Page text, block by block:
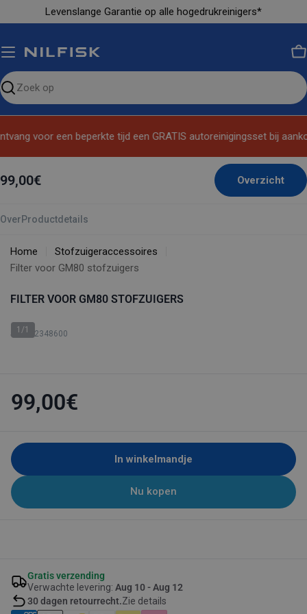
naar
Levenslange Garantie op alle hogedrukreinigers*
Zoeken
voor een beperkte tijd een GRATIS autoreinigingsset bij
99,00€ Overzicht
Over Productdetails
Home
Stofzuigeraccessoires
Filter voor GM80 stofzuigers
FILTER VOOR GM80 STOFZUIGERS
SKU: 62348600
1/1
99,00€
In winkelmandje
Nu kopen
Gratis verzending
Verwachte levering: Aug 10 - Aug 12
30 dagen retourrecht.Zie details